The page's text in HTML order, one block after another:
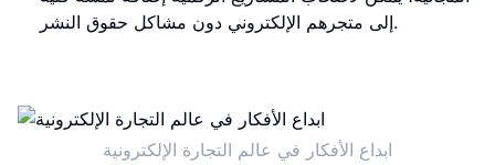
إلى متجرهم الإلكتروني دون مشاكل حقوق النشر.
ابداع الأفكار في عالم التجارة الإلكترونية